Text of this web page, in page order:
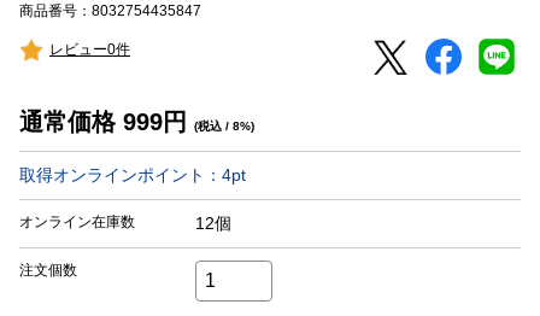
商品番号：8032754435847
レビュー0件
通常価格 999円 (税込 / 8%)
取得オンラインポイント： 4pt
オンライン在庫数 12個
注文個数